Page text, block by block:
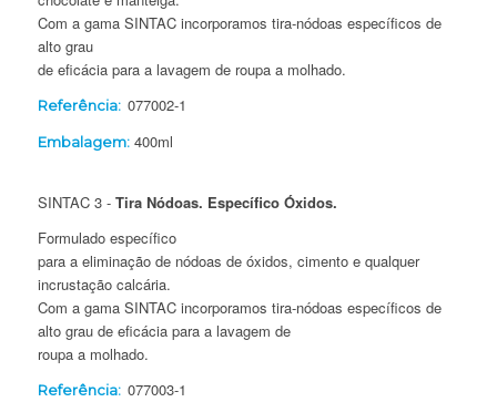
Com a gama SINTAC incorporamos tira-nódoas específicos de
alto grau
de eficácia para a lavagem de roupa a molhado.
Referência: 077002-1
Embalagem:400ml
SINTAC 3 - Tira Nódoas. Específico Óxidos.
Formulado específico
para a eliminação de nódoas de óxidos, cimento e qualquer
incrustação calcária.
Com a gama SINTAC incorporamos tira-nódoas específicos de
alto grau de eficácia para a lavagem de
roupa a molhado.
Referência: 077003-1